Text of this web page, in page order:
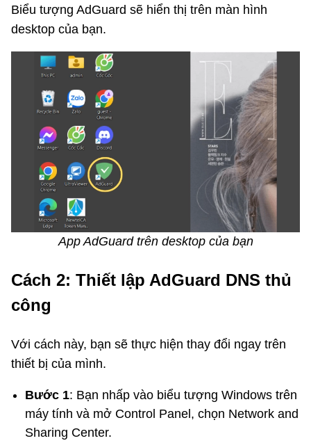
Biểu tượng AdGuard sẽ hiển thị trên màn hình
desktop của bạn.
App AdGuard trên desktop của bạn
Cách 2: Thiết lập AdGuard DNS thủ
công
Với cách này, bạn sẽ thực hiện thay đổi ngay trên
thiết bị của mình.
Bước 1: Bạn nhấp vào biểu tượng Windows trên
máy tính và mở Control Panel, chọn Network and
Sharing Center.